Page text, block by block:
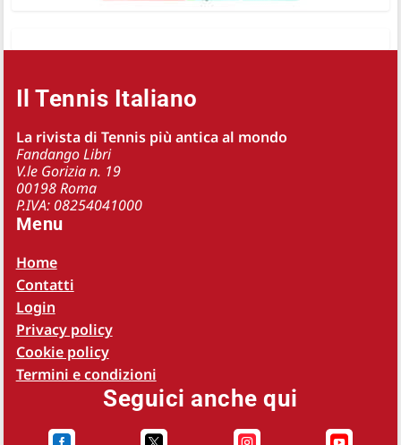
Il Tennis Italiano
La rivista di Tennis più antica al mondo
Fandango Libri
V.le Gorizia n. 19
00198 Roma
P.IVA: 08254041000
Menu
Home
Contatti
Login
Privacy policy
Cookie policy
Termini e condizioni
Seguici anche qui